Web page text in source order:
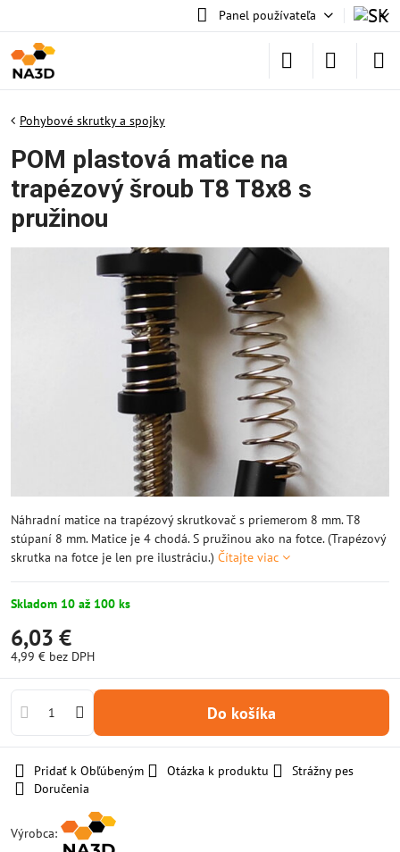
Panel používateľa
Pohybové skrutky a spojky
POM plastová matice na
trapézový šroub T8 T8x8 s
pružinou
Náhradní matice na trapézový skrutkovač s priemerom 8 mm. T8
stúpaní 8 mm. Matice je 4 chodá. S pružinou ako na fotce. (Trapézový
skrutka na fotce je len pre ilustráciu.) Čítajte viac
Skladom 10 až 100 ks
6,03 €
4,99 € bez DPH
Do košíka
Pridať k Obľúbeným Otázka k produktu
Strážny pes
Doručenia
Výrobca: